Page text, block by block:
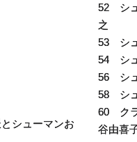
シューマンお
52 シ
之
53 シ
54 シ
56 シ
58 シ
60 ク
谷由喜